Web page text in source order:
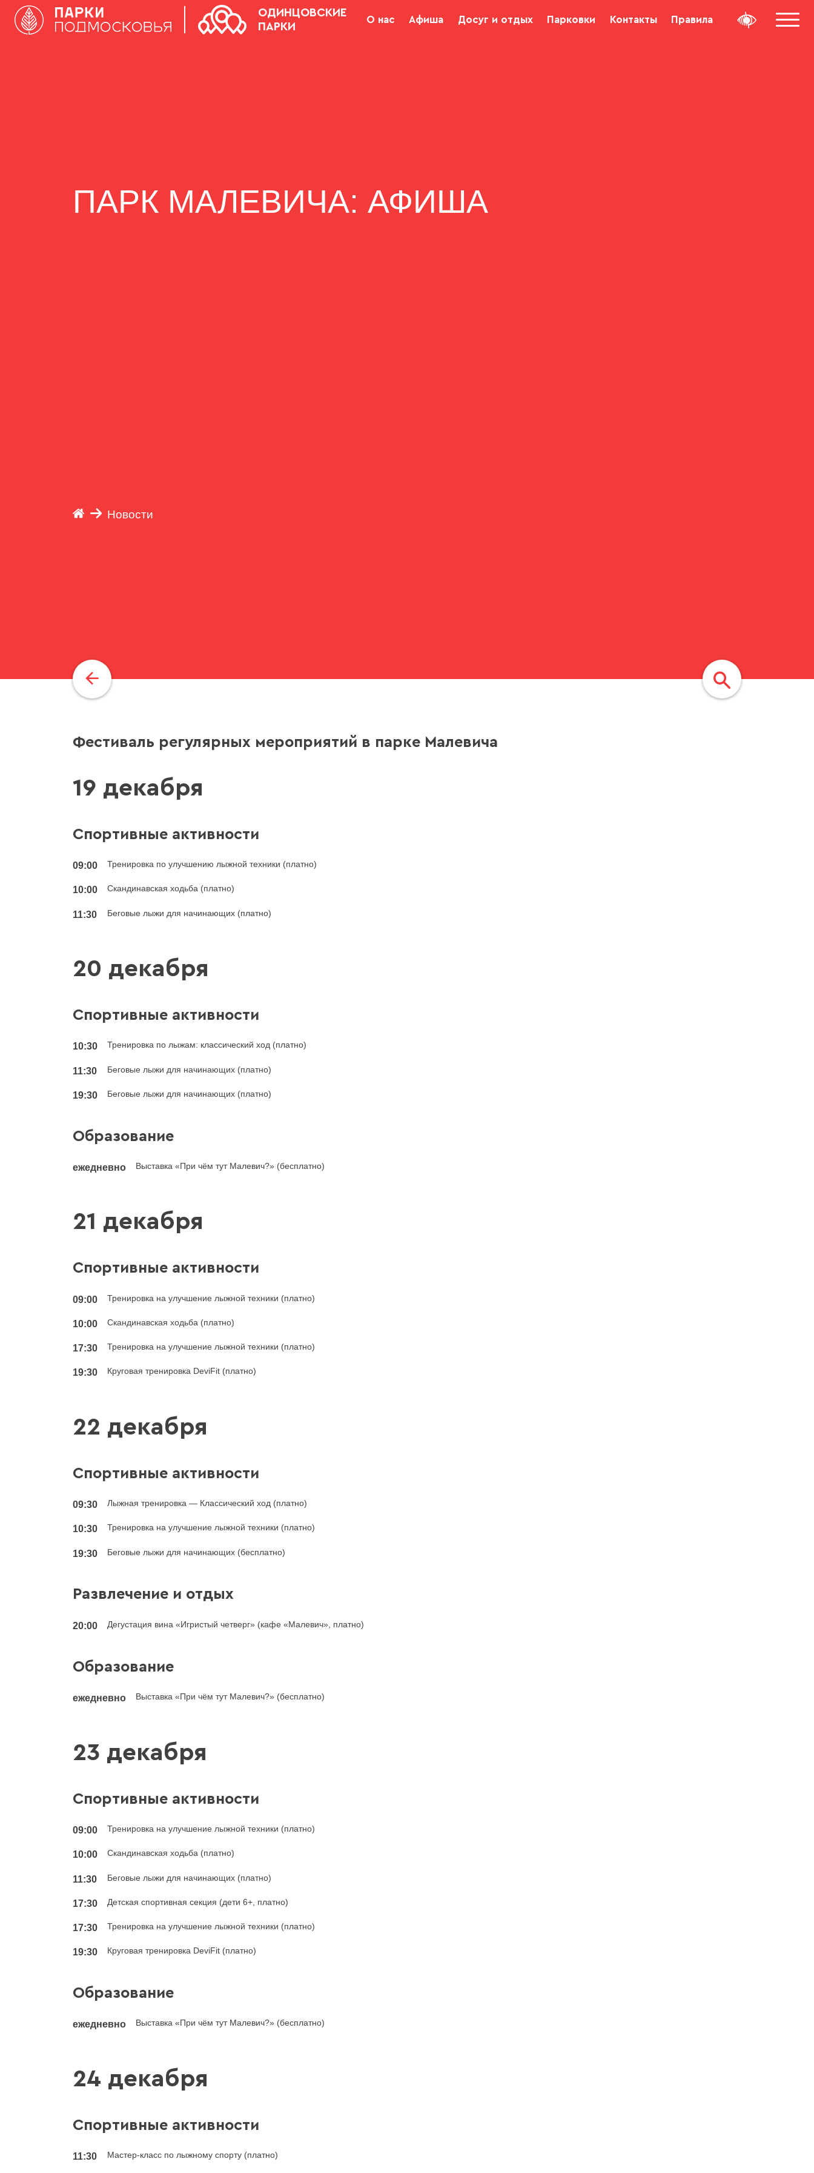
ОДИНЦОВСКИЕ
ПАРКИ
О нас Афиша Досуг и отдых Парковки Контакты Правила
ПАРК МАЛЕВИЧА: АФИША
Новости
Фестиваль регулярных мероприятий в парке Малевича
19 декабря
Спортивные активности
09:00 Тренировка по улучшению лыжной техники (платно)
10:00 Скандинавская ходьба (платно)
11:30 Беговые лыжи для начинающих (платно)
20 декабря
Спортивные активности
10:30 Тренировка по лыжам: классический ход (платно)
11:30 Беговые лыжи для начинающих (платно)
19:30 Беговые лыжи для начинающих (платно)
Образование
ежедневно Выставка «При чём тут Малевич?» (бесплатно)
21 декабря
Спортивные активности
09:00 Тренировка на улучшение лыжной техники (платно)
10:00 Скандинавская ходьба (платно)
17:30 Тренировка на улучшение лыжной техники (платно)
19:30 Круговая тренировка DeviFit (платно)
22 декабря
Спортивные активности
09:30 Лыжная тренировка — Классический ход (платно)
10:30 Тренировка на улучшение лыжной техники (платно)
19:30 Беговые лыжи для начинающих (бесплатно)
Развлечение и отдых
20:00 Дегустация вина «Игристый четверг» (кафе «Малевич», платно)
Образование
ежедневно Выставка «При чём тут Малевич?» (бесплатно)
23 декабря
Спортивные активности
09:00 Тренировка на улучшение лыжной техники (платно)
10:00 Скандинавская ходьба (платно)
11:30 Беговые лыжи для начинающих (платно)
17:30 Детская спортивная секция (дети 6+, платно)
17:30 Тренировка на улучшение лыжной техники (платно)
19:30 Круговая тренировка DeviFit (платно)
Образование
ежедневно Выставка «При чём тут Малевич?» (бесплатно)
24 декабря
Спортивные активности
11:30 Мастер-класс по лыжному спорту (платно)